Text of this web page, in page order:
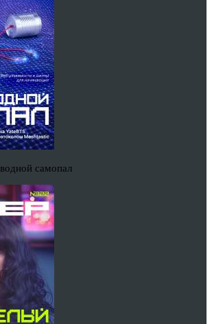
самопал